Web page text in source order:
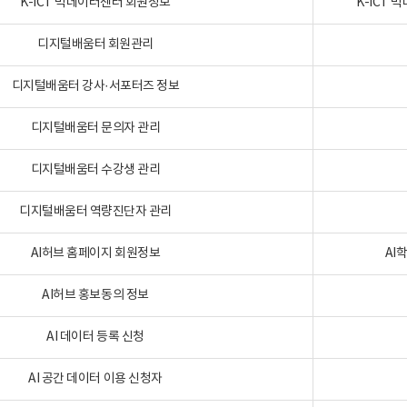
디지털배움터 회원관리
디지털배움터 강사·서포터즈 정보
디지털배움터 문의자 관리
디지털배움터 수강생 관리
디지털배움터 역량진단자 관리
AI허브 홈페이지 회원정보 AI
AI허브 홍보동의 정보
AI 데이터 등록 신청
AI 공간 데이터 이용 신청자